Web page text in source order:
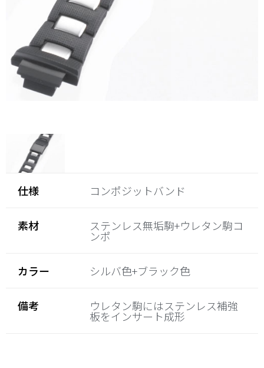
仕様 コンポジットバンド
素材 ステンレス無垢駒+ウレタン駒コ
ンポ
カラー シルバ色+ブラック色
備考 ウレタン駒にはステンレス補強
板をインサート成形